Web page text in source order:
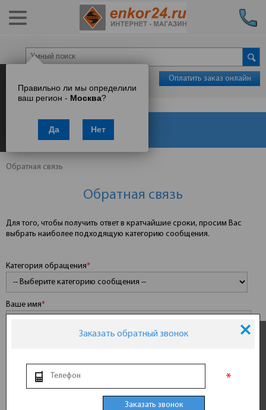
Правильно ли мы определили
ваш регион - Москва?
Да Нет
Оплатить заказ онлайн
Каталог товаров
Обратная связь
Обратная связь
Для того, чтобы получить ответ в кратчайшие сроки, просим Вас
выбрать наиболее подходящую категорию сообщения.
Категория обращения*
Ваше имя*
Сообщение
Заказать обратный звонок
*
Заказать звонок